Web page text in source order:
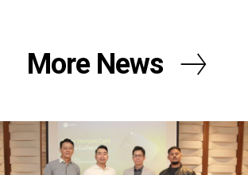
More News